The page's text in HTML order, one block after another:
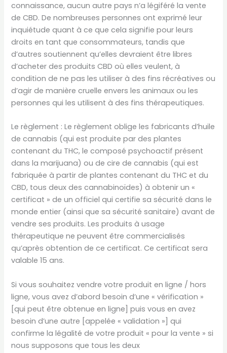
connaissance, aucun autre pays n’a légiféré la vente
de CBD. De nombreuses personnes ont exprimé leur
inquiétude quant à ce que cela signifie pour leurs
droits en tant que consommateurs, tandis que
d’autres soutiennent qu’elles devraient être libres
d’acheter des produits CBD où elles veulent, à
condition de ne pas les utiliser à des fins récréatives ou
d’agir de manière cruelle envers les animaux ou les
personnes qui les utilisent à des fins thérapeutiques.
Le règlement : Le règlement oblige les fabricants d’huile
de cannabis (qui est produite par des plantes
contenant du THC, le composé psychoactif présent
dans la marijuana) ou de cire de cannabis (qui est
fabriquée à partir de plantes contenant du THC et du
CBD, tous deux des cannabinoïdes) à obtenir un «
certificat » de un officiel qui certifie sa sécurité dans le
monde entier (ainsi que sa sécurité sanitaire) avant de
vendre ses produits. Les produits à usage
thérapeutique ne peuvent être commercialisés
qu’après obtention de ce certificat. Ce certificat sera
valable 15 ans.
Si vous souhaitez vendre votre produit en ligne / hors
ligne, vous avez d’abord besoin d’une « vérification »
[qui peut être obtenue en ligne] puis vous en avez
besoin d’une autre [appelée « validation »] qui
confirme la légalité de votre produit « pour la vente » si
nous supposons que tous les deux